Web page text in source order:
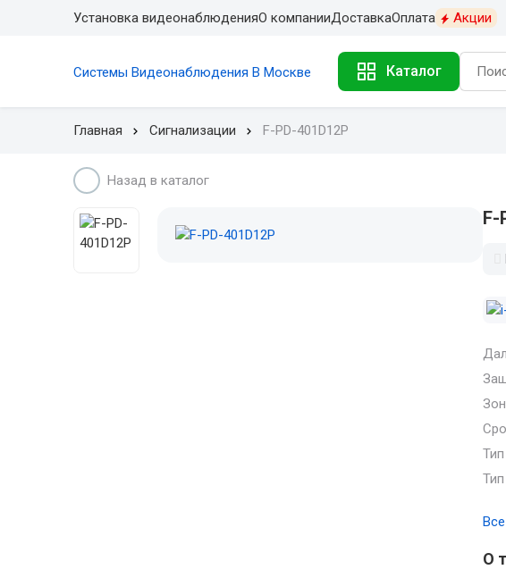
Установка видеонаблюденияО компанииДоставкаОплата Акции
Системы Видеонаблюдения В Москве Каталог
Главная Сигнализации F-PD-401D12P
Назад в каталог
F-
О